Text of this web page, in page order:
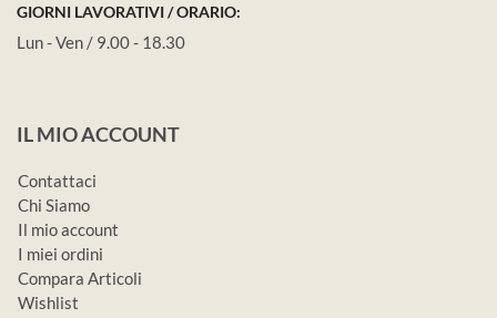
GIORNI LAVORATIVI / ORARIO:
Lun - Ven / 9.00 - 18.30
IL MIO ACCOUNT
Contattaci
Chi Siamo
Il mio account
I miei ordini
Compara Articoli
Wishlist